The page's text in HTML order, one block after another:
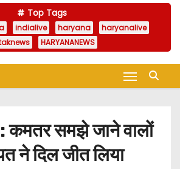
Top Tags
indialive haryana
haryanalive
HARYANANEWS
समझे जाने वालों
ने दिल जीत लिया